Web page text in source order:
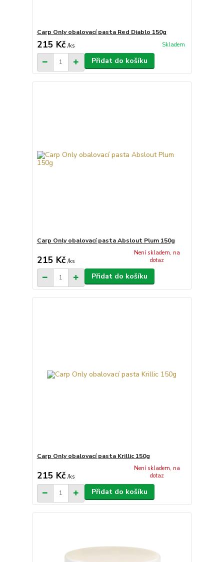
Carp Only obalovací pasta Red Diablo 150g
215 Kč /ks Skladem
Přidat do košíku
Carp Only obalovací pasta Abslout Plum 150g
215 Kč /ks
Není skladem, na
dotaz
Přidat do košíku
Carp Only obalovací pasta Krillic 150g
215 Kč /ks
Není skladem, na
dotaz
Přidat do košíku